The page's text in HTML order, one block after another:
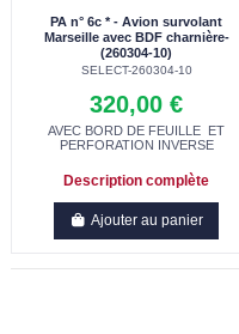
PA n° 6c * - Avion survolant
Marseille avec BDF charnière-
(260304-10)
SELECT-260304-10
320,00 €
AVEC BORD DE FEUILLE ET
PERFORATION INVERSE
Description complète
Ajouter au panier